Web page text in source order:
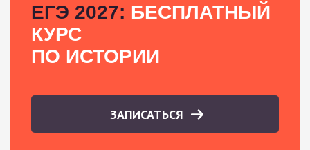
ЕГЭ 2027: БЕСПЛАТНЫЙ
КУРС
ПО ИСТОРИИ
ЗАПИСАТЬСЯ